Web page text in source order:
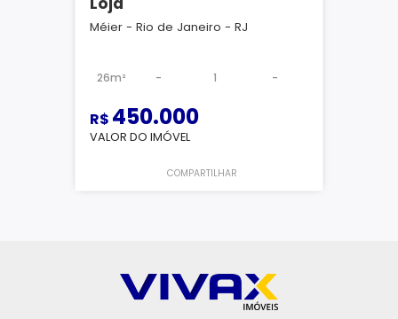
Méier - Rio de Janeiro - RJ
26m² - 1 -
R$ 450.000
VALOR DO IMÓVEL
COMPARTILHAR